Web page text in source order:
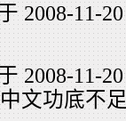
2008-11-
2008-11-
文功底不